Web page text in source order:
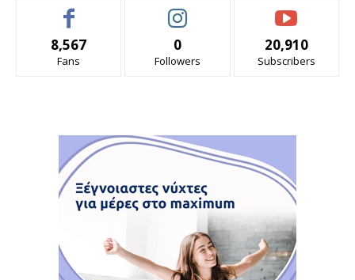
8,567
Fans
0
Followers
20,910
Subscribers